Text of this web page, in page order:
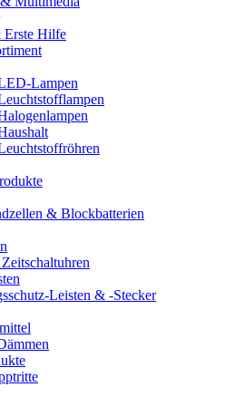
Erste Hilfe
Lampen
& Blockbatterien
Leisten & -Stecker